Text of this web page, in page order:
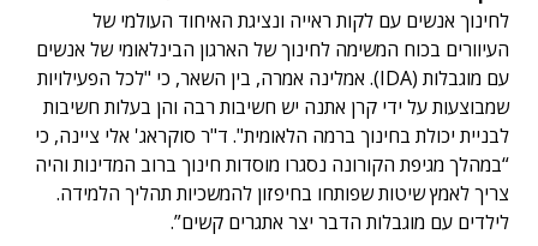
לחינוך אנשים עם לקות ראייה ונציגת האיחוד העולמי של
העיוורים בכוח המשימה לחינוך של הארגון הבינלאומי של אנשים
עם מוגבלות (IDA). אמלינה אמרה, בין השאר, כי "לכל הפעילויות
שמבוצעות על ידי קרן אתנה יש חשיבות רבה והן בעלות חשיבות
לבניית יכולת בחינוך ברמה הלאומית". ד"ר סוקראג' אלי ציינה, כי
“במהלך מגיפת הקורונה נסגרו מוסדות חינוך ברוב המדינות והיה
צריך לאמץ שיטות שפותחו בחיפזון להמשכיות תהליך הלמידה.
לילדים עם מוגבלות הדבר יצר אתגרים קשים”.